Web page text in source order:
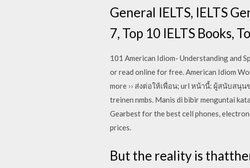
General IELTS, IELTS
7, Top 10 IELTS Books,
101 American Idiom- Understanding and
or read online for free. American Idiom
more ›› ส่งต่อให้เพื่อน; url หน้านี้: ผู้สนับสนุน
treinen nmbs. Manis di bibir menguntai
Gearbest for the best cell phones,
prices.
But the reality is